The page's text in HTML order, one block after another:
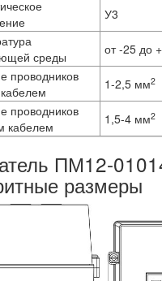
У3
среды
от -25 до
проводников
1-2,5 мм2
проводников
кабелем
1,5-4 мм2
ПМ12-
размеры